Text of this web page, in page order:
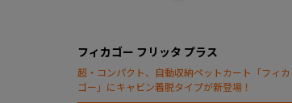
フィカゴー フリッタ プラス
超・コンパクト、自動収納ペットカート「フィカ
ゴー」にキャビン着脱タイプが新登場！